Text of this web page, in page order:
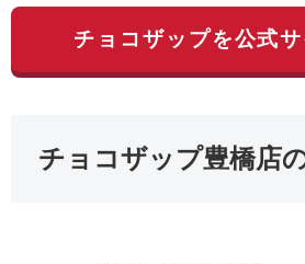
チョコザップを公式
チョコザップ豊橋店